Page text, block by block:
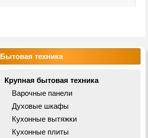
Бытовая техника
Крупная бытовая техника
Варочные панели
Духовые шкафы
Кухонные вытяжки
Кухонные плиты